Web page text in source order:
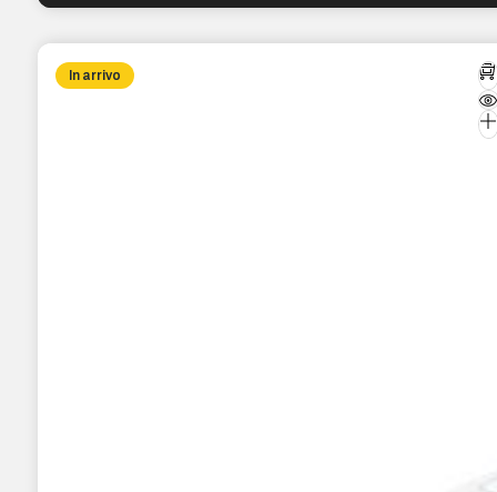
In arrivo